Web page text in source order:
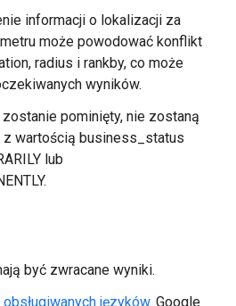
informacji o lokalizacji za
może powodować konflikt
radius i rankby, co może
wyników.
pominięty, nie zostaną
wartością business_status
lub
być zwracane wyniki.
języków. Google